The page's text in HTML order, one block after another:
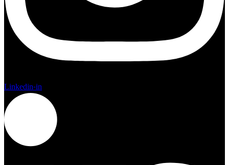
Linkedin-in